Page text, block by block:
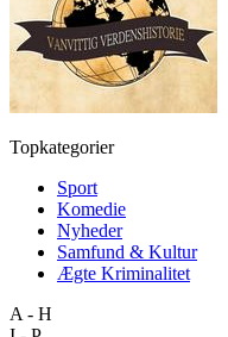
Topkategorier
Sport
Komedie
Nyheder
Samfund & Kultur
Ægte Kriminalitet
A - H